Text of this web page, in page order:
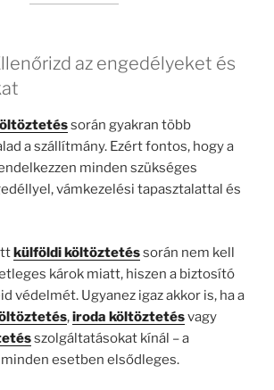
az engedélyeket és
során gyakran több
a szállítmány. Ezért fontos, hogy a
minden szükséges
vámkezelési tapasztalattal és
külföldi költöztetéssorán nem kell
károk miatt, hiszen a biztosító
védelmét. Ugyanez igaz akkor is, ha a
,iroda költöztetésvagy
szolgáltatásokat kínál – a
esetben elsődleges.